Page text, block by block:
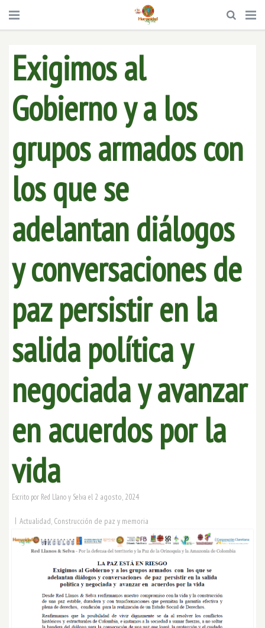
Exigimos al
Gobierno y a los
grupos armados con
los que se
adelantan diálogos
y conversaciones de
paz persistir en la
salida política y
negociada y avanzar
en acuerdos por la
vida
Escrito por Red Llano y Selva el 2 agosto, 2024
| Actualidad, Construcción de paz y memoria